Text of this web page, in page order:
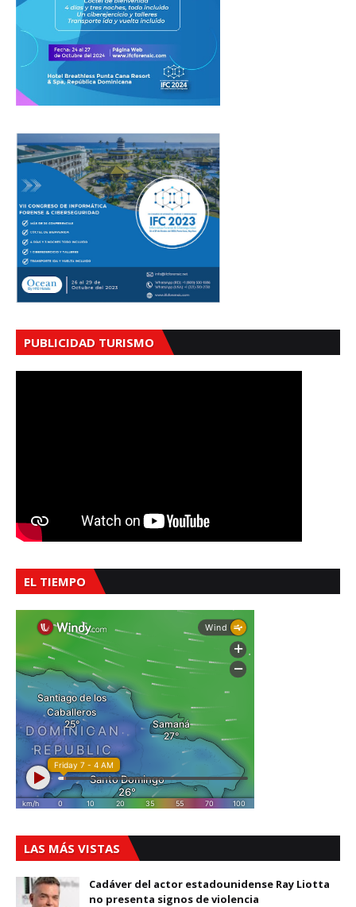
PUBLICIDAD TURISMO
EL TIEMPO
LAS MÁS VISTAS
Cadáver del actor estadounidense Ray Liotta
no presenta signos de violencia